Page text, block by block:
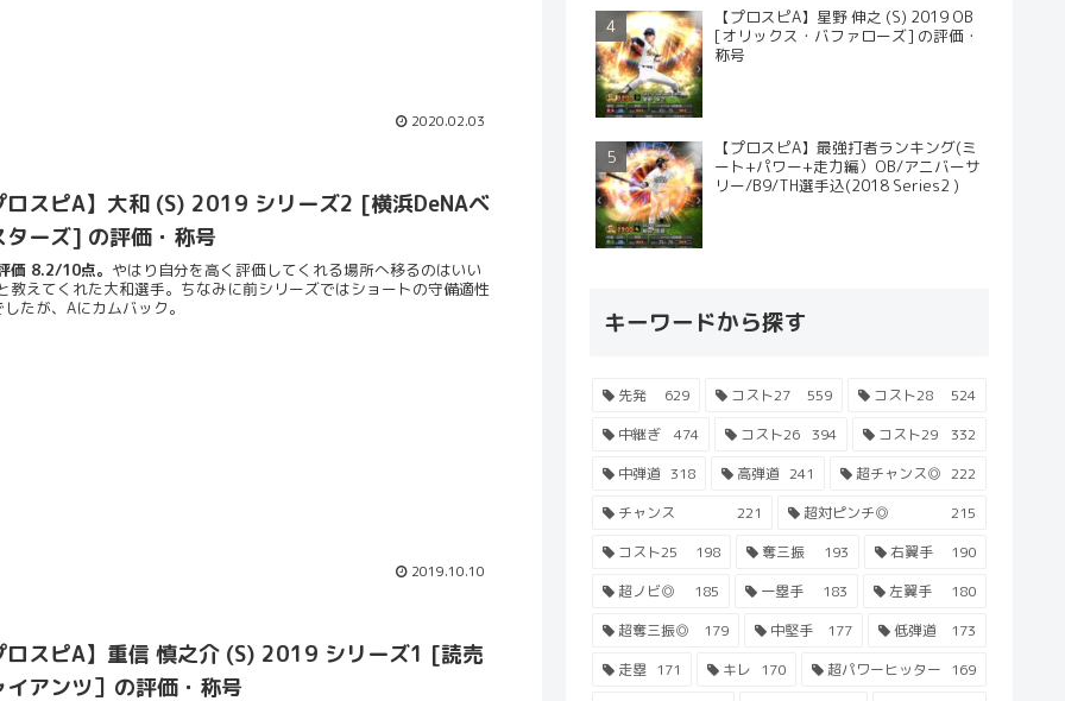
2020.02.03
ロスピA】大和 (S) 2019 シリーズ2 [横浜DeNAベ
ターズ] の評価・称号
価 8.2/10点。 やはり自分を高く評価してくれる場所へ移るのはいい
教えてくれた大和選手。ちなみに前シリーズではショートの守備適性
たが、Aにカムバック。
2019.10.10
ロスピA】重信 慎之介 (S) 2019 シリーズ1 [読売
イアンツ］の評価・称号
【プロスピA】星野 伸之 (S) 2019 OB
[オリックス・バファローズ] の評価・
称号
【プロスピA】最強打者ランキング(ミ
ート+パワー+走力編）OB/アニバーサ
リー/B9/TH選手込(2018 Series2 )
キーワードから探す
先発 629 コスト27 559 コスト28
524
中継ぎ
474 コスト26 394 コスト29
332
中弾道 318 高弾道 241 超チャンス◎ 222
チャンス
221 超対ピンチ◎
215
コスト25
198 奪三振 193 右翼手
190
超ノビ◎
185 一塁手 183 左翼手
180
超奪三振◎
179 中堅手 177 低弾道
173
走塁 171 キレ 170 超パワーヒッター 169